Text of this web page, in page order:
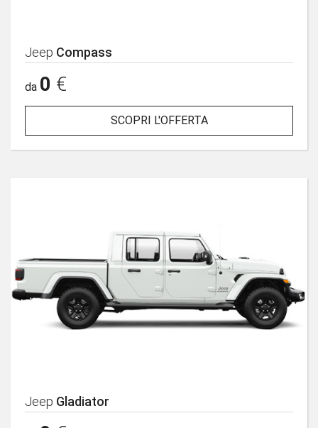
Jeep Compass
da 0 €
SCOPRI L'OFFERTA
Jeep Gladiator